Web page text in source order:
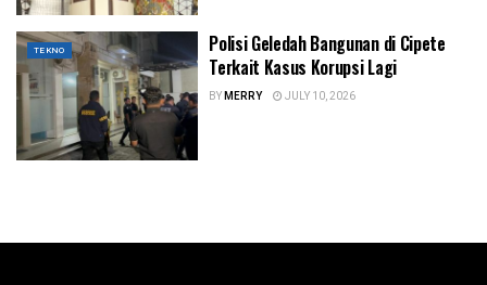
TEKNO
Polisi Geledah Bangunan di Cipete
Terkait Kasus Korupsi Lagi
BYMERRY JULY 10, 2026